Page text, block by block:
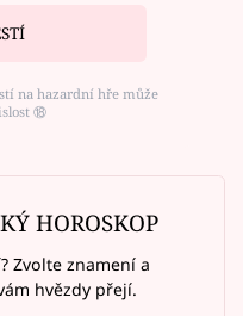
na hazardní hře může
⑱
HOROSKOP
Zvolte znamení a
hvězdy přejí.